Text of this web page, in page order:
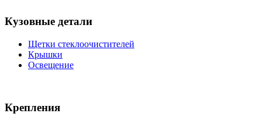
Кузовные детали
Щетки стеклоочистителей
Крышки
Освещение
Крепления